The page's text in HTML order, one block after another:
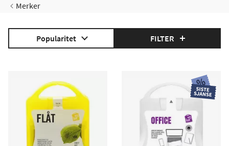
Merker
Popularitet FILTER